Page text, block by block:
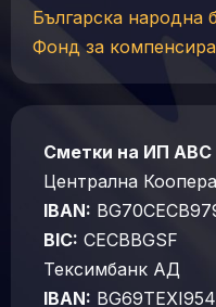
Българска народна
Фонд за
Сметки на ИП
Централна
IBAN:
BIC: CECBBGSF
Тексимбанк АД
IBAN: